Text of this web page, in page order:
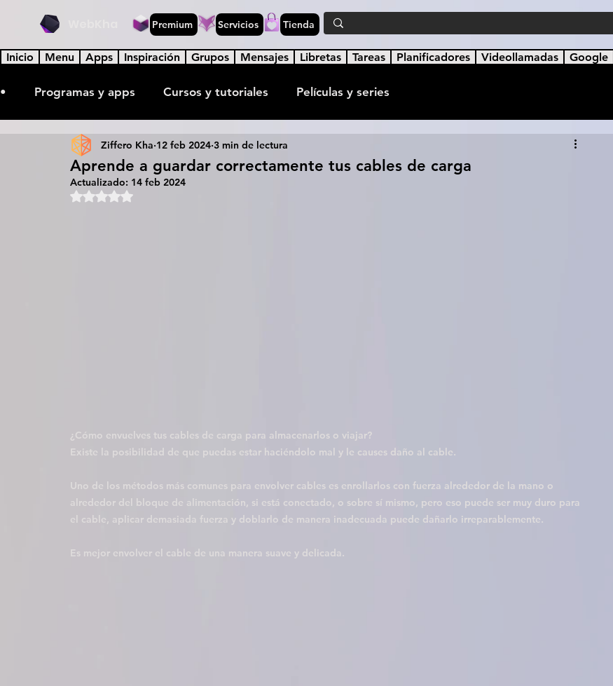
Premium Tienda
Servicios
• Programas y apps Cursos y tutoriales Películas y series
Lecturas y libros Juegos y desafíos Música
Ciencia e investigación
Aprende a guardar correctamente tus cables de carga
Ziffero Kha 12 feb 2024 3 min de lectura
Actualizado: 14 feb 2024
Obtuvo NaN de 5 estrellas.
¿Cómo envuelves tus cables de carga para almacenarlos o viajar?
Existe la posibilidad de que puedas estar haciéndolo mal y le causes daño al cable.
Uno de los métodos más comunes para envolver cables es enrollarlos con fuerza alrededor de la mano o
alrededor del bloque de alimentación, si está conectado, o sobre sí mismo, pero eso puede ser muy duro para
el cable, aplicar demasiada fuerza y doblarlo de manera inadecuada puede dañarlo irreparablemente.
Es mejor envolver el cable de una manera suave y delicada.
Inicio Menu Apps Inspiración Grupos Mensajes Libretas Tareas Planificadores Videollamadas Google